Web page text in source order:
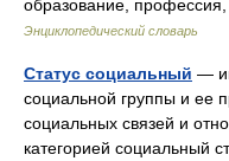
образование,
Энциклопедический словарь
Статус социальный —
социальной группы и ее
социальных связей и
категорией социальный